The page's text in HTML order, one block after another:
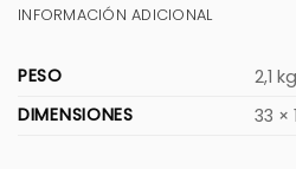
INFORMACIÓN ADICIONAL
PESO
2,1 kg
DIMENSIONES
33 ×